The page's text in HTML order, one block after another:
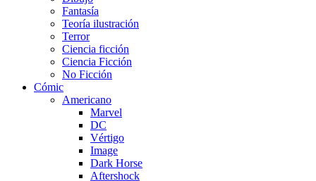
Fantasía
Teoría ilustración
Terror
Ciencia ficción
Ciencia Ficción
No Ficción
Cómic
Americano
Marvel
DC
Vértigo
Image
Dark Horse
Aftershock